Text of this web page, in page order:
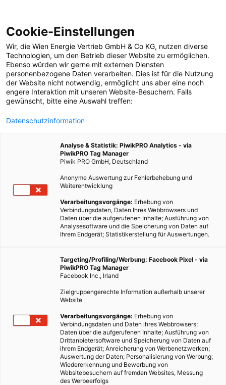
POSTS BY TAG
Exoskeleton
1 BEITRAG
Cookie-Einstellungen
Wir, die Wien Energie Vertrieb GmbH & Co KG, nutzen diverse
Technologien, um den Betrieb dieser Website zu ermöglichen.
Ebenso würden wir gerne mit externen Diensten
personenbezogene Daten verarbeiten. Dies ist für die Nutzung
der Website nicht notwendig, ermöglicht uns aber eine noch
engere Interaktion mit unseren Website-Besuchern. Falls
gewünscht, bitte eine Auswahl treffen:
Datenschutzinformation
Analyse & Statistik: PiwikPRO Analytics - via
PiwikPRO Tag Manager
Piwik PRO GmbH, Deutschland
Anonyme Auswertung zur Fehlerbehebung und
Weiterentwicklung
Verarbeitungsvorgänge: Erhebung von
Verbindungsdaten, Daten Ihres Webbrowsers und
Daten über die aufgerufenen Inhalte; Ausführung von
Analysesoftware und die Speicherung von Daten auf
Ihrem Endgerät; Statistikerstellung für Auswertungen.
Targeting/Profiling/Werbung: Facebook Pixel - via
PiwikPRO Tag Manager
Facebook Inc., Irland
Zielgruppengerechte Information außerhalb unserer
Website
Verarbeitungsvorgänge: Erhebung von
Verbindungsdaten und Daten ihres Webbrowsers;
Daten über die aufgerufenen Inhalte; Ausführung von
Drittanbietersoftware und Speicherung von Daten auf
ihrem Endgerät; Anreicherung von Werbenetzwerken;
Auswertung der Daten; Personalisierung von Werbung;
Wiedererkennung und Bewerbung von
Websitebesuchern auf fremden Websites, Messung
des Werbeerfolgs